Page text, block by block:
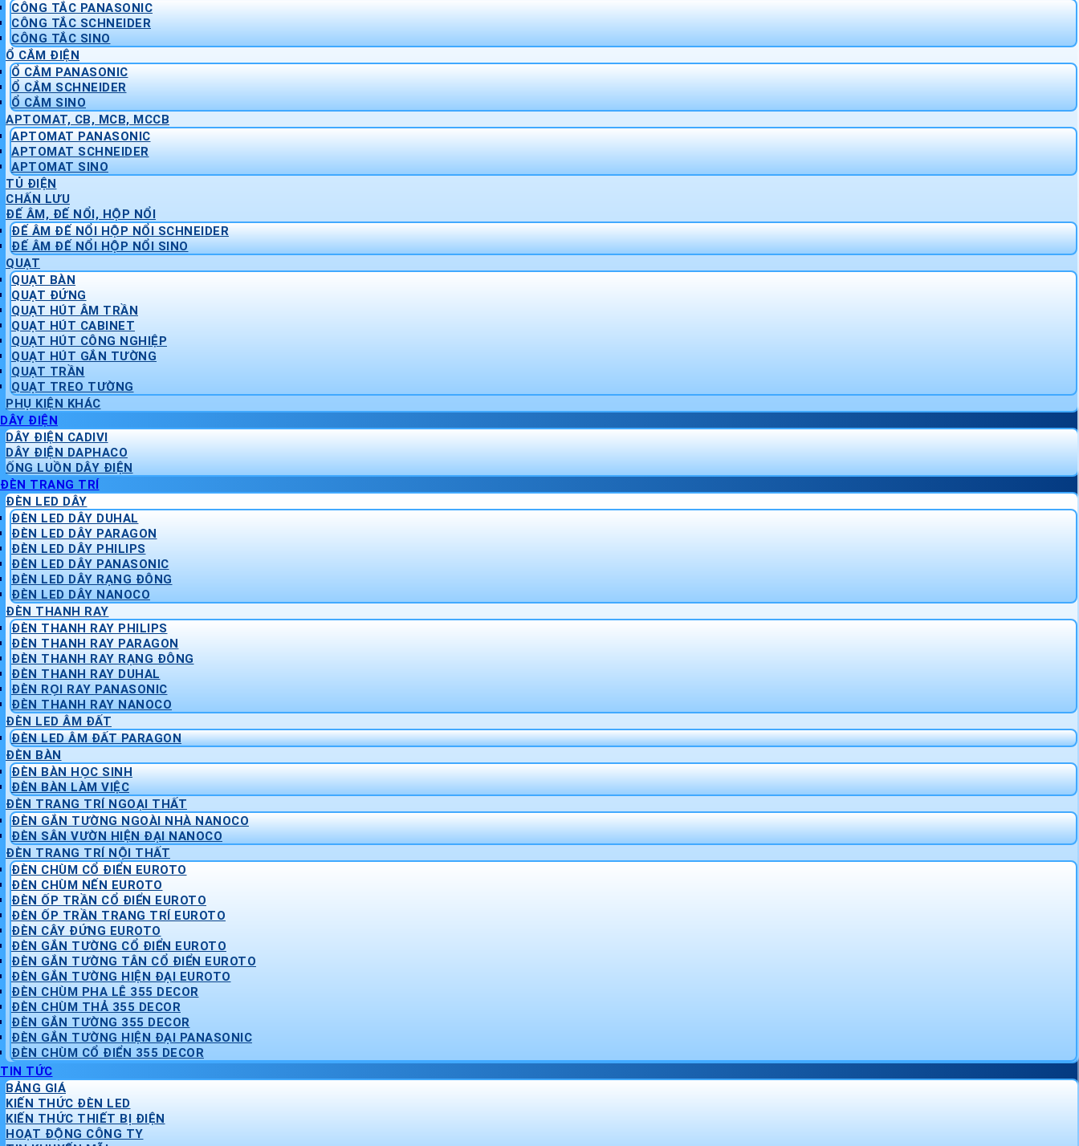
CÔNG TẮC PANASONIC
CÔNG TẮC SCHNEIDER
CÔNG TẮC SINO
Ổ CẮM ĐIỆN
Ổ CẮM PANASONIC
Ổ CẮM SCHNEIDER
Ổ CẮM SINO
APTOMAT, CB, MCB, MCCB
APTOMAT PANASONIC
APTOMAT SCHNEIDER
APTOMAT SINO
TỦ ĐIỆN
CHẤN LƯU
ĐẾ ÂM, ĐẾ NỔI, HỘP NỔI
ĐẾ ÂM ĐẾ NỔI HỘP NỔI SCHNEIDER
ĐẾ ÂM ĐẾ NỔI HỘP NỔI SINO
QUẠT
QUẠT BÀN
QUẠT ĐỨNG
QUẠT HÚT ÂM TRẦN
QUẠT HÚT CABINET
QUẠT HÚT CÔNG NGHIỆP
QUẠT HÚT GẮN TƯỜNG
QUẠT TRẦN
QUẠT TREO TƯỜNG
PHỤ KIỆN KHÁC
DÂY ĐIỆN
DÂY ĐIỆN CADIVI
DÂY ĐIỆN DAPHACO
ỐNG LUỒN DÂY ĐIỆN
ĐÈN TRANG TRÍ
ĐÈN LED DÂY
ĐÈN LED DÂY DUHAL
ĐÈN LED DÂY PARAGON
ĐÈN LED DÂY PHILIPS
ĐÈN LED DÂY PANASONIC
ĐÈN LED DÂY RẠNG ĐÔNG
ĐÈN LED DÂY NANOCO
ĐÈN THANH RAY
ĐÈN THANH RAY PHILIPS
ĐÈN THANH RAY PARAGON
ĐÈN THANH RAY RẠNG ĐÔNG
ĐÈN THANH RAY DUHAL
ĐÈN RỌI RAY PANASONIC
ĐÈN THANH RAY NANOCO
ĐÈN LED ÂM ĐẤT
ĐÈN LED ÂM ĐẤT PARAGON
ĐÈN BÀN
ĐÈN BÀN HỌC SINH
ĐÈN BÀN LÀM VIỆC
ĐÈN TRANG TRÍ NGOẠI THẤT
ĐÈN GẮN TƯỜNG NGOÀI NHÀ NANOCO
ĐÈN SÂN VƯỜN HIỆN ĐẠI NANOCO
ĐÈN TRANG TRÍ NỘI THẤT
ĐÈN CHÙM CỔ ĐIỂN EUROTO
ĐÈN CHÙM NẾN EUROTO
ĐÈN ỐP TRẦN CỔ ĐIỂN EUROTO
ĐÈN ỐP TRẦN TRANG TRÍ EUROTO
ĐÈN CÂY ĐỨNG EUROTO
ĐÈN GẮN TƯỜNG CỔ ĐIỂN EUROTO
ĐÈN GẮN TƯỜNG TÂN CỔ ĐIỂN EUROTO
ĐÈN GẮN TƯỜNG HIỆN ĐẠI EUROTO
ĐÈN CHÙM PHA LÊ 355 DECOR
ĐÈN CHÙM THẢ 355 DECOR
ĐÈN GẮN TƯỜNG 355 DECOR
ĐÈN GẮN TƯỜNG HIỆN ĐẠI PANASONIC
ĐÈN CHÙM CỔ ĐIỂN 355 DECOR
TIN TỨC
BẢNG GIÁ
KIẾN THỨC ĐÈN LED
KIẾN THỨC THIẾT BỊ ĐIỆN
HOẠT ĐỘNG CÔNG TY